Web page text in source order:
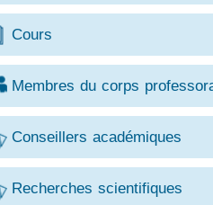
Cours
Membres du corps
Conseillers académiques
Recherches scientifiques